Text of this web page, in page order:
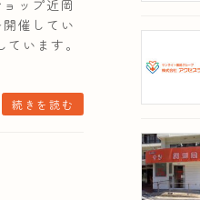
ップ近岡
催してい
います。
続きを読む